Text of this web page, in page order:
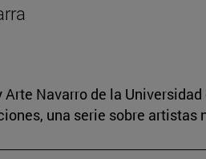
Navarro de la Universidad
una serie sobre artistas